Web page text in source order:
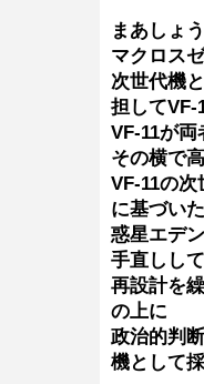
まあしょ
マクロス
次世代機
担してVF-
VF-11が
その横で
VF-11の
に基づい
惑星エデ
手直しし
再設計を
の上に
政治的判
機として